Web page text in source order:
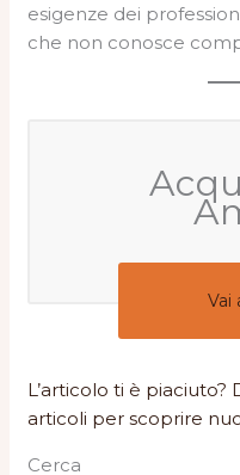
esigenze dei
che non conosce
Vai
L’articolo ti è piaciuto?
articoli per scoprire
Cerca